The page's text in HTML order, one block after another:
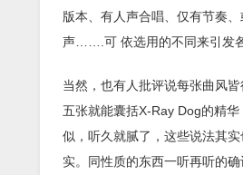
版本、有人声合唱、仅有节奏
声…….可 依选用的不同来引发
当然，也有人批评说每张曲风
五张就能囊括X-Ray Dog的精
似，听久就腻了，这些说法其
实。同性质的东西一听再听的